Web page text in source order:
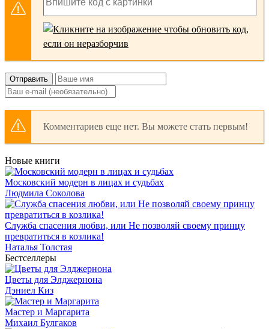
Отправить
Комментариев еще нет. Вы можете стать первым!
Новые книги
Московский модерн в лицах и судьбах
Людмила Соколова
Служба спасения любви, или Не позволяй своему принцу
превратиться в козлика!
Наталья Толстая
Бестселлеры
Цветы для Элджернона
Дэниел Киз
Мастер и Маргарита
Михаил Булгаков